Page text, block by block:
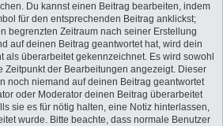
Du kannst einen Beitrag bearbeiten, indem
für den entsprechenden Beitrag anklickst;
begrenzten Zeitraum nach seiner Erstellung
auf deinen Beitrag geantwortet hat, wird dein
als überarbeitet gekennzeichnet. Es wird sowohl
Zeitpunkt der Bearbeitungen angezeigt. Dieser
noch niemand auf deinen Beitrag geantwortet
oder Moderator deinen Beitrag überarbeitet
sie es für nötig halten, eine Notiz hinterlassen,
wurde. Bitte beachte, dass normale Benutzer